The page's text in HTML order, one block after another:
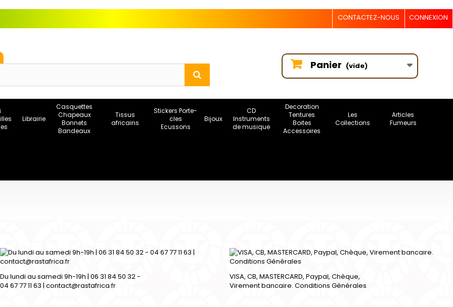
CONNEXION
CONTACTEZ-NOUS
Panier (vide)
Librairie
Casquettes
Chapeaux
Bonnets
Bandeaux
Tissus
africains
Stickers Porte-
cles
Ecussons
Bijoux
CD
Instruments
de musique
Decoration
Tentures
Boites
Accessoires
Les
Collections
Articles
Fumeurs
Du lundi au samedi 9h-19h | 06 31 84 50 32 -
04 67 77 11 63 | contact@rastafrica.fr
VISA, CB, MASTERCARD, Paypal, Chèque,
Virement bancaire. Conditions Générales